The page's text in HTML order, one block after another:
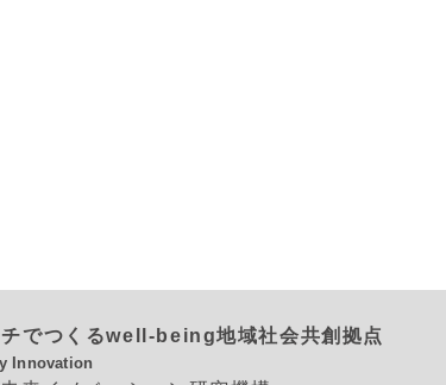
でつくるwell-being地域社会共創拠点
Innovation